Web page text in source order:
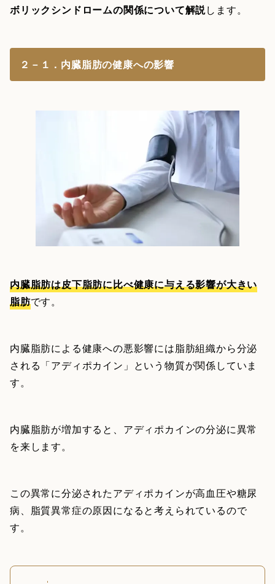
ボリックシンドロームの関係について解説します。
２－１．内臓脂肪の健康への影響
内臓脂肪は皮下脂肪に比べ健康に与える影響が大きい
脂肪です。
内臓脂肪による健康への悪影響には脂肪組織から分泌
される「アディポカイン」という物質が関係していま
す。
内臓脂肪が増加すると、アディポカインの分泌に異常
を来します。
この異常に分泌されたアディポカインが高血圧や糖尿
病、脂質異常症の原因になると考えられているので
す。